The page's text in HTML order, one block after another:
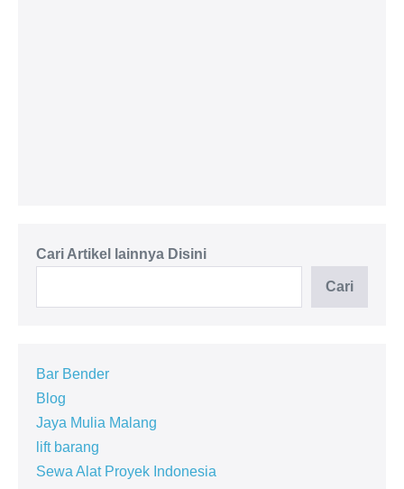
Cari Artikel lainnya Disini
Cari
Bar Bender
Blog
Jaya Mulia Malang
lift barang
Sewa Alat Proyek Indonesia